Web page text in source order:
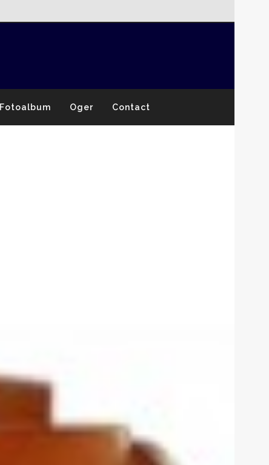
Fotoalbum Oger Contact